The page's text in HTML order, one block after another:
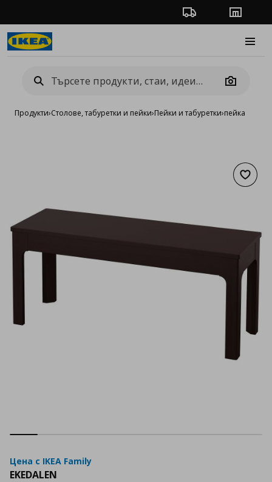
Проследяване на
Camera
Продукти›Столове, табуретки и пейки›Пейки и табуретки›пейка
Цена с IKEA Family
EKEDALEN